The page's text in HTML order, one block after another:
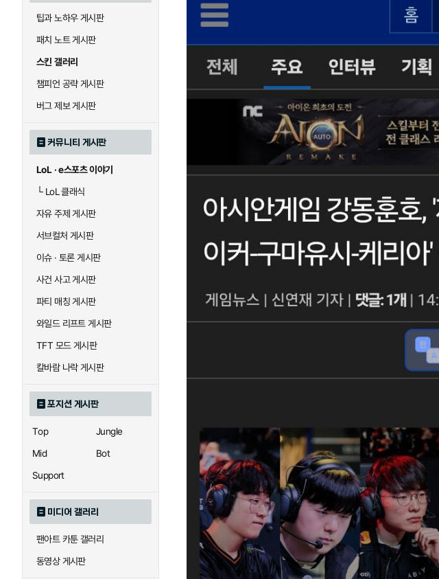
팁과 노하우 게시판
패치 노트 게시판
스킨 갤러리
챔피언 공략 게시판
버그 제보 게시판
커뮤니티 게시판
LoL · e스포츠 이야기
└LoL 클래식
자유 주제 게시판
서브컬처 게시판
이슈 · 토론 게시판
사건 사고 게시판
파티 매칭 게시판
와일드 리프트 게시판
TFT 모드 게시판
칼바람 나락 게시판
포지션 게시판
Top
Jungle
Mid
Bot
Support
미디어 갤러리
팬아트 카툰 갤러리
동영상 게시판